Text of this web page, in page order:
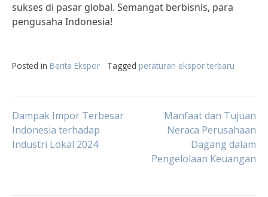
sukses di pasar global. Semangat berbisnis, para
pengusaha Indonesia!
Posted in Berita Ekspor Tagged peraturan ekspor terbaru
Post
navigation
Dampak Impor Terbesar
Indonesia terhadap
Industri Lokal 2024
Manfaat dan Tujuan
Neraca Perusahaan
Dagang dalam
Pengelolaan Keuangan